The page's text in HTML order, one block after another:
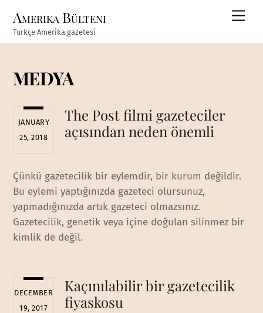
content
Amerika Bülteni
Türkçe Amerika gazetesi
MEDYA
JANUARY
25, 2018
The Post filmi gazeteciler
açısından neden önemli
Çünkü gazetecilik bir eylemdir, bir kurum değildir.
Bu eylemi yaptığınızda gazeteci olursunuz,
yapmadığınızda artık gazeteci olmazsınız.
Gazetecilik, genetik veya içine doğulan silinmez bir
kimlik de değil.
DECEMBER
19, 2017
Kaçınılabilir bir gazetecilik
fiyaskosu